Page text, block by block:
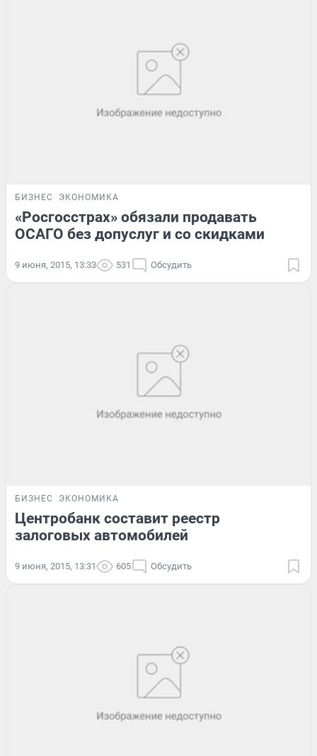
БИЗНЕС ЭКОНОМИКА
«Росгосстрах» обязали продавать
ОСАГО без допуслуг и со скидками
9 июня, 2015, 13:33 531 Обсудить
БИЗНЕС ЭКОНОМИКА
Центробанк составит реестр
залоговых автомобилей
9 июня, 2015, 13:31 605 Обсудить